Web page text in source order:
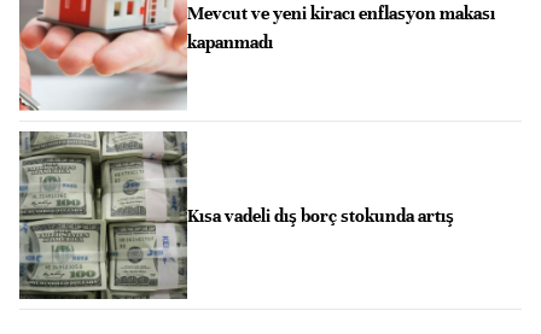
Mevcut ve yeni kiracı enflasyon makası
kapanmadı
Kısa vadeli dış borç stokunda artış